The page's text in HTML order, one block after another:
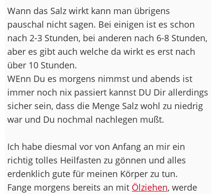
Wann das Salz wirkt kann man übrigens
pauschal nicht sagen. Bei einigen ist es schon
nach 2-3 Stunden, bei anderen nach 6-8 Stunden,
aber es gibt auch welche da wirkt es erst nach
über 10 Stunden.
WEnn Du es morgens nimmst und abends ist
immer noch nix passiert kannst DU Dir allerdings
sicher sein, dass die Menge Salz wohl zu niedrig
war und Du nochmal nachlegen mußt.
Ich habe diesmal vor von Anfang an mir ein
richtig tolles Heilfasten zu gönnen und alles
erdenklich gute für meinen Körper zu tun.
Fange morgens bereits an mit Ölziehen, werde